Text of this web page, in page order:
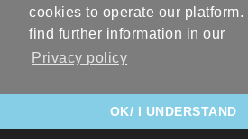
cookies to operate our platform.
find further information in our
Privacy policy
OK/ I UNDERSTAND
© 2006 - 2026 RC Photo Stock. The
registered figurative mark of RC